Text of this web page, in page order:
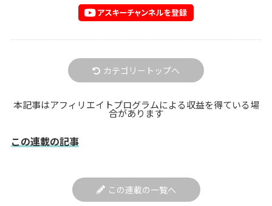
カテゴリートップへ
本記事はアフィリエイトプログラムによる収益を得ている場
合があります
この連載の記事
この連載の一覧へ